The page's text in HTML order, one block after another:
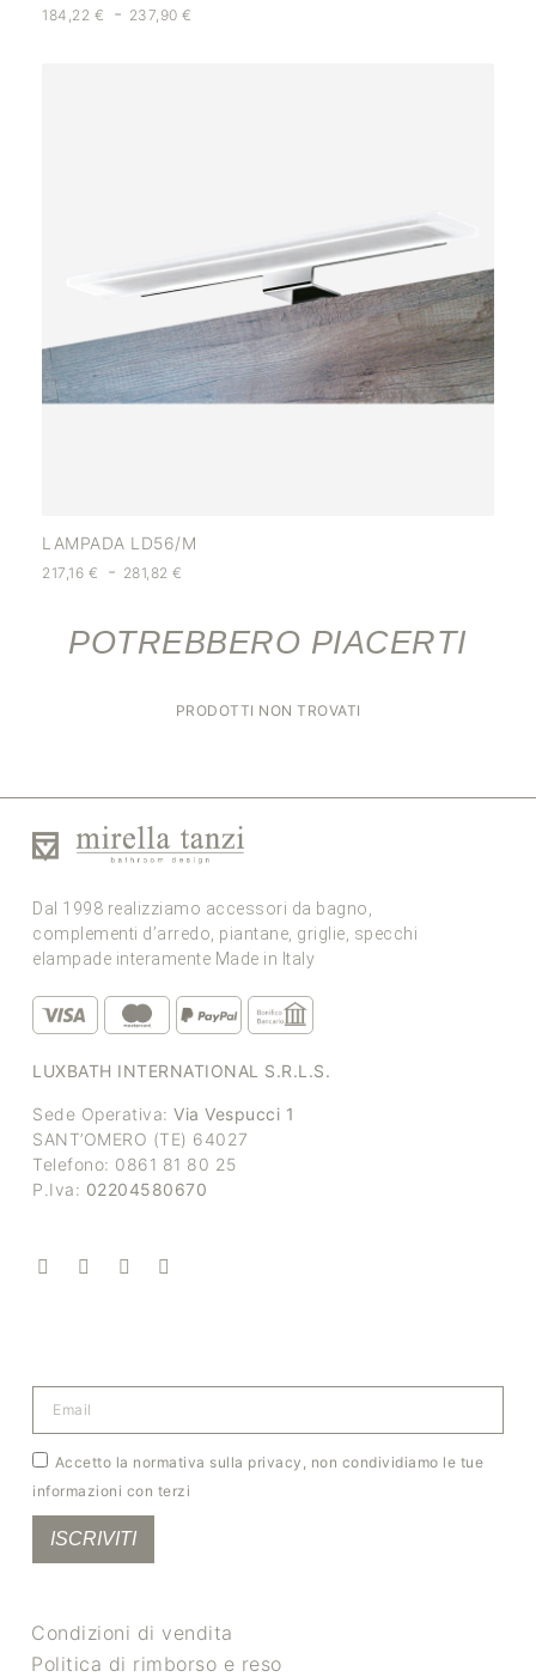
184,22 € - 237,90€
LAMPADA LD56/M
217,16 € - 281,82€
POTREBBERO PIACERTI
PRODOTTI NON TROVATI
Dal 1998 realizziamo accessori da bagno,
complementi d’arredo, piantane, griglie, specchi
elampade interamente Made in Italy
LUXBATH INTERNATIONAL S.R.L.S.
Sede Operativa: Via Vespucci 1
SANT’OMERO (TE) 64027
Telefono: 0861 81 80 25
P.Iva: 02204580670
Accetto la normativa sulla privacy, non condividiamo le tue
informazioni con terzi
ISCRIVITI
Condizioni di vendita
Politica di rimborso e reso